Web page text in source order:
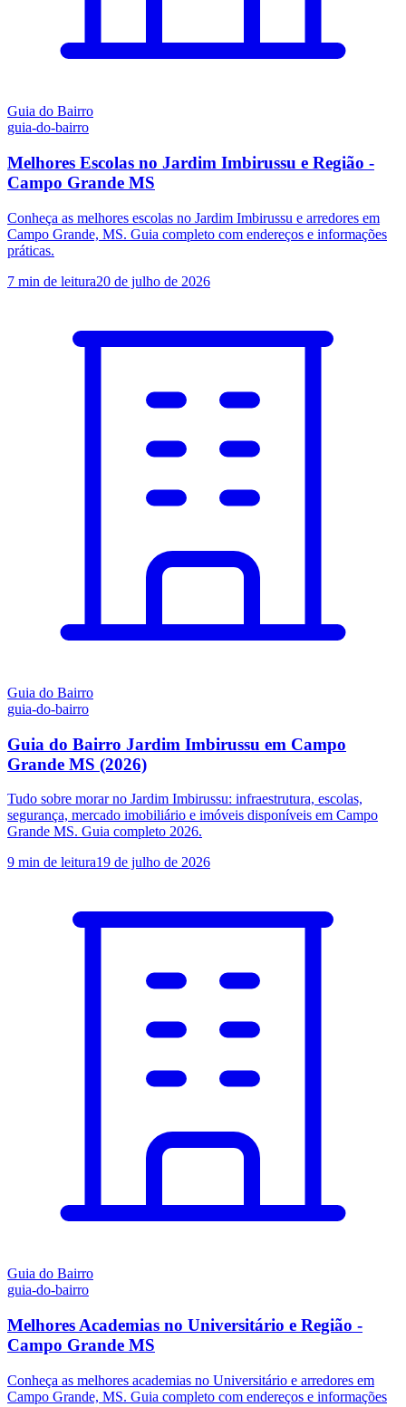
Guia do Bairro
guia-do-bairro
Melhores Escolas no Jardim Imbirussu e Região -
Campo Grande MS
Conheça as melhores escolas no Jardim Imbirussu e arredores em
Campo Grande, MS. Guia completo com endereços e informações
práticas.
7 min de leitura20 de julho de 2026
Guia do Bairro
guia-do-bairro
Guia do Bairro Jardim Imbirussu em Campo
Grande MS (2026)
Tudo sobre morar no Jardim Imbirussu: infraestrutura, escolas,
segurança, mercado imobiliário e imóveis disponíveis em Campo
Grande MS. Guia completo 2026.
9 min de leitura19 de julho de 2026
Guia do Bairro
guia-do-bairro
Melhores Academias no Universitário e Região -
Campo Grande MS
Conheça as melhores academias no Universitário e arredores em
Campo Grande, MS. Guia completo com endereços e informações